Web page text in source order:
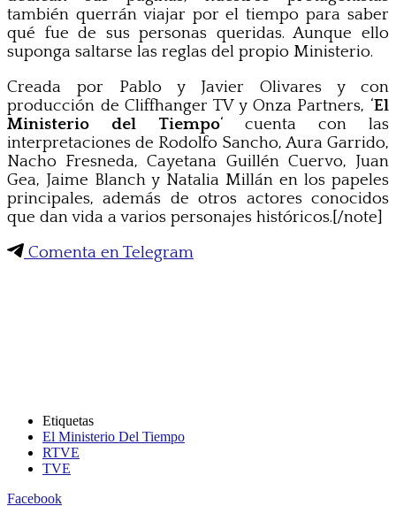
también querrán viajar por el tiempo para saber
qué fue de sus personas queridas. Aunque ello
suponga saltarse las reglas del propio Ministerio.
Creada por Pablo y Javier Olivares y con
producción de Cliffhanger TV y Onza Partners, ‘El
Ministerio del Tiempo‘ cuenta con las
interpretaciones de Rodolfo Sancho, Aura Garrido,
Nacho Fresneda, Cayetana Guillén Cuervo, Juan
Gea, Jaime Blanch y Natalia Millán en los papeles
principales, además de otros actores conocidos
que dan vida a varios personajes históricos.[/note]
Comenta en Telegram
Etiquetas
El Ministerio Del Tiempo
RTVE
TVE
Facebook